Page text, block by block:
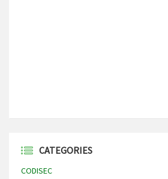
CATEGORIES
CODISEC